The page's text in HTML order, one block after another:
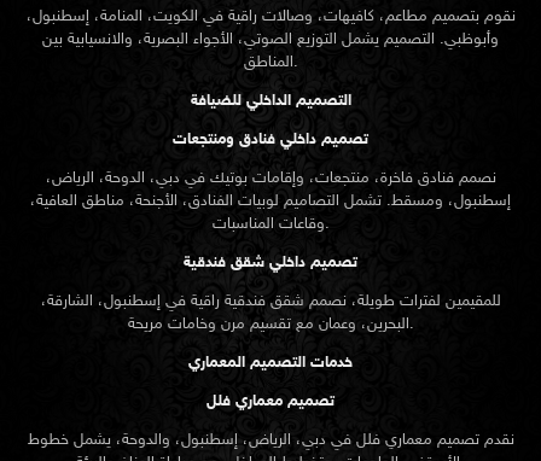
نقوم بتصميم مطاعم، كافيهات، وصالات راقية في الكويت، المنامة، إسطنبول،
وأبوظبي. التصميم يشمل التوزيع الصوتي، الأجواء البصرية، والانسيابية بين
المناطق.
التصميم الداخلي للضيافة
تصميم داخلي فنادق ومنتجعات
نصمم فنادق فاخرة، منتجعات، وإقامات بوتيك في دبي، الدوحة، الرياض،
إسطنبول، ومسقط. تشمل التصاميم لوبيات الفنادق، الأجنحة، مناطق العافية،
وقاعات المناسبات.
تصميم داخلي شقق فندقية
للمقيمين لفترات طويلة، نصمم شقق فندقية راقية في إسطنبول، الشارقة،
البحرين، وعمان مع تقسيم مرن وخامات مريحة.
خدمات التصميم المعماري
تصميم معماري فلل
نقدمتصميم معماري فلل في دبي، الرياض، إسطنبول، والدوحة، يشمل خطوط